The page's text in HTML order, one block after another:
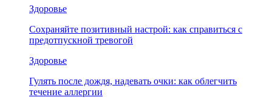
Здоровье
Сохраняйте позитивный настрой: как справиться с
предотпускной тревогой
Здоровье
Гулять после дождя, надевать очки: как облегчить
течение аллергии